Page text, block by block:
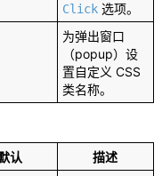
Click选项。
为弹出窗口
（popup）设
置自定义 CSS
类名称。
认 描述